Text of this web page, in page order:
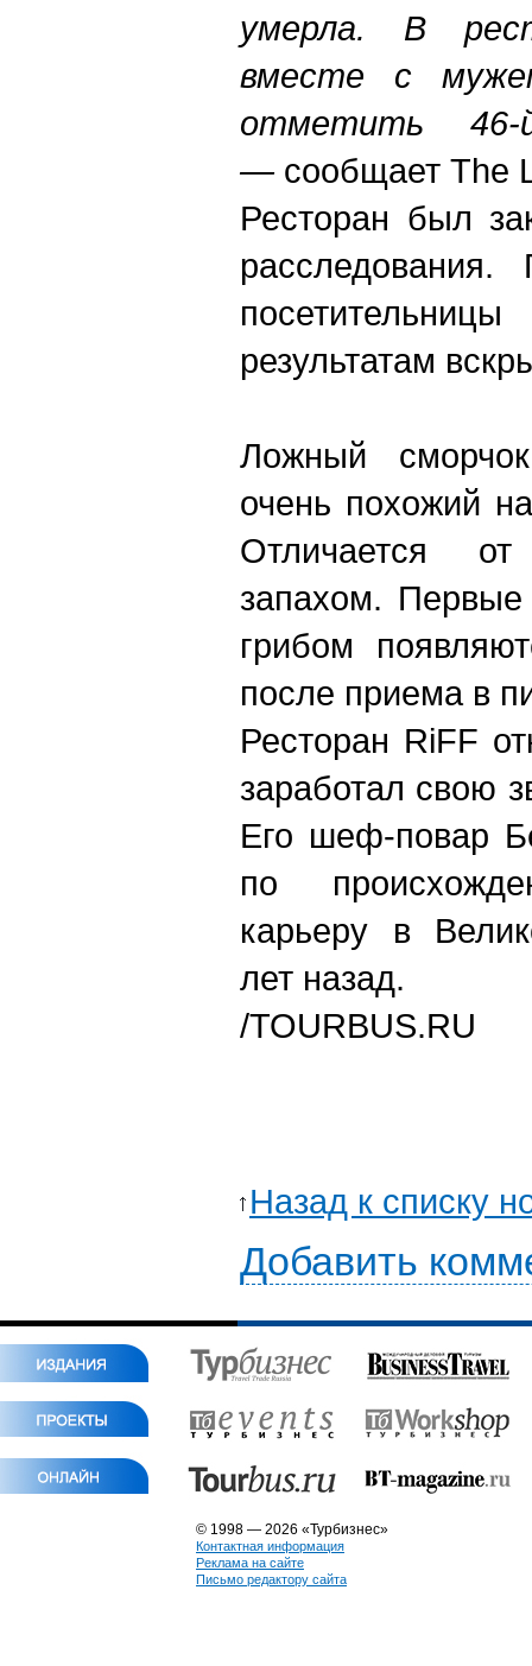
умерла. В
вместе с
отметить 46-
— сообщает The
Ресторан был
результатам
Ложный
очень похожий
Отличается
запахом. Первые
грибом
после приема в
Ресторан RiFF
заработал свою
Его шеф-повар
по
карьеру в
лет назад.
/TOURBUS.RU
Назад к списку
Добавить
© 1998 — 2026 «Турбизнес»
Контактная информация
Реклама на сайте
Письмо редактору сайта